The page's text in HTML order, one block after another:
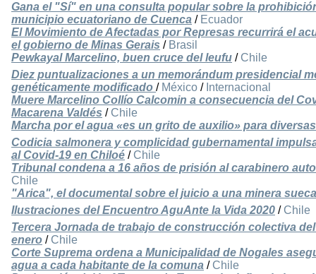
Gana el "Sí" en una consulta popular sobre la
municipio ecuatoriano de Cuenca / Ecuador
El Movimiento de Afectadas por Represas recurrirá el
el gobierno de Minas Gerais / Brasil
Pewkayal Marcelino, buen cruce del leufu / Chile
Diez puntualizaciones a un memorándum presidencial
genéticamente modificado / México / Internacional
Muere Marcelino Collío Calcomin a consecuencia del
Macarena Valdés / Chile
Marcha por el agua «es un grito de auxilio» para
Codicia salmonera y complicidad gubernamental
al Covid-19 en Chiloé / Chile
Tribunal condena a 16 años de prisión al carabinero
Chile
"Arica", el documental sobre el juicio a una minera
Ilustraciones del Encuentro AguAnte la Vida 2020 / Chile
Tercera Jornada de trabajo de construcción colectiva
enero / Chile
Corte Suprema ordena a Municipalidad de Nogales
agua a cada habitante de la comuna / Chile